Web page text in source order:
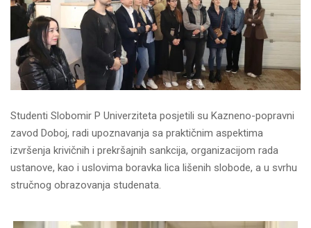
Studenti Slobomir P Univerziteta posjetili su Kazneno-popravni
zavod Doboj, radi upoznavanja sa praktičnim aspektima
izvršenja krivičnih i prekršajnih sankcija, organizacijom rada
ustanove, kao i uslovima boravka lica lišenih slobode, a u svrhu
stručnog obrazovanja studenata.